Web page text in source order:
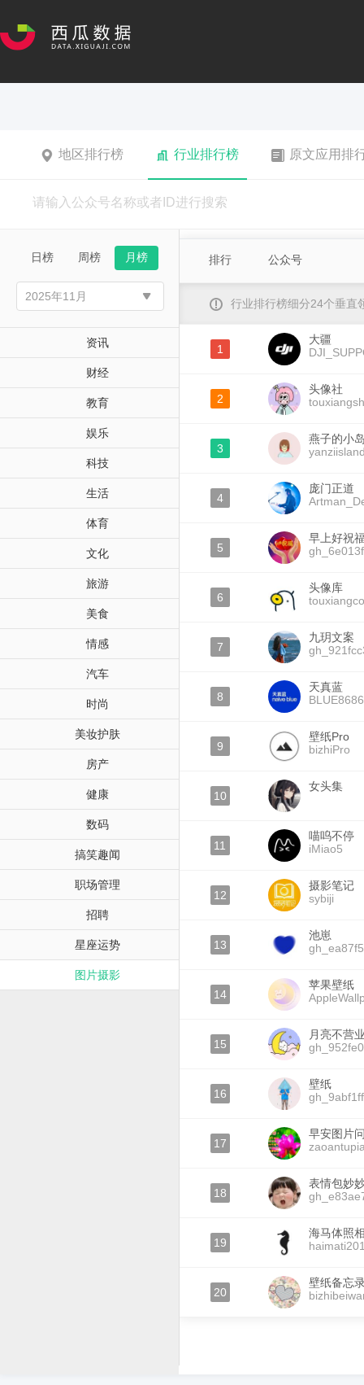
地区排行榜 行业排行榜 原文应用排
日榜 周榜 月榜
资讯
财经
教育
娱乐
科技
生活
体育
文化
旅游
美食
情感
汽车
时尚
美妆护肤
房产
健康
数码
搞笑趣闻
职场管理
招聘
星座运势
图片摄影
排行 公众号
行业排行榜细分24个垂直
1
大疆
2
头像社
3
燕子的小
4
庞门正道
5
早上好祝
6
头像库
7
九玥文案
8
天真蓝
BLUE8686
9
壁纸Pro
bizhiPro
10
女头集
11
喵呜不停
iMiao5
12
摄影笔记
sybiji
13
池崽
14
苹果壁纸
15
月亮不营
16
壁纸
17
早安图片
18
表情包妙
19
海马体照
20
壁纸备忘